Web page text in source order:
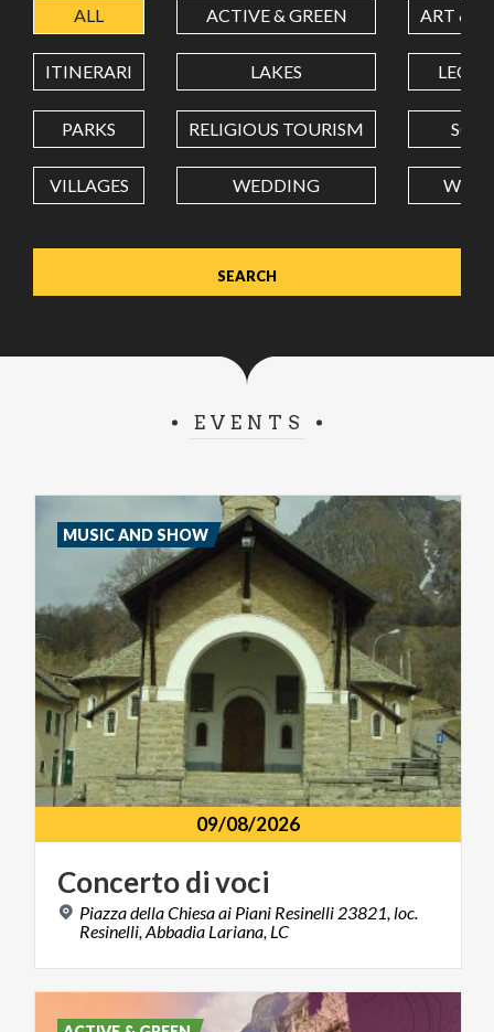
LATITUDE
LONGITUDE
Value in decimal degrees. Use dot (.) as decimal separator.
ALL ACTIVE & GREEN ART &
ITINERARI LAKES
PARKS RELIGIOUS TOURISM
VILLAGES WEDDING
EVENTS
09/08/2026
Concertodivoci
Piazza della Chiesa ai Piani Resinelli 23821, loc.
Resinelli, Abbadia Lariana, LC
MUSIC AND SHOW